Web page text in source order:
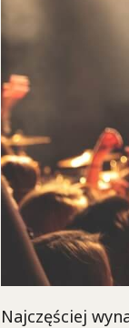
Najczęściej